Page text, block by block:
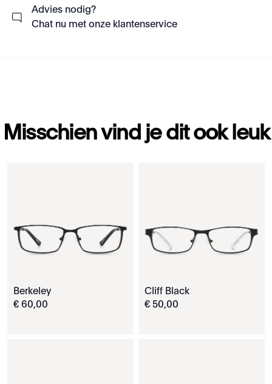
Advies nodig?
Chat nu met onze klantenservice
Misschien vind je dit ook leuk
Berkeley
€ 60,00
Cliff Black
€ 50,00